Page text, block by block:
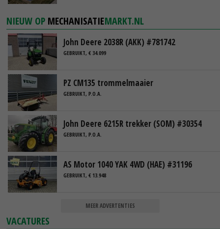
NIEUW OP MECHANISATIEMARKT.NL
John Deere 2038R (AKK) #781742
GEBRUIKT, € 34.099
PZ CM135 trommelmaaier
GEBRUIKT, P.O.A.
John Deere 6215R trekker (SOM) #30354
GEBRUIKT, P.O.A.
AS Motor 1040 YAK 4WD (HAE) #31196
GEBRUIKT, € 13.948
MEER ADVERTENTIES
VACATURES